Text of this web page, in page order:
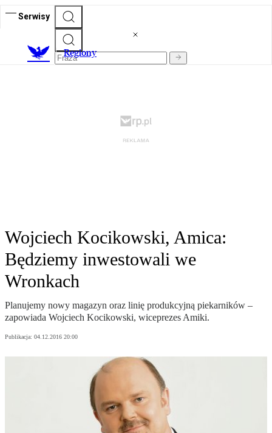
Serwisy
Regiony
Wojciech Kocikowski, Amica:
Będziemy inwestowali we
Wronkach
Planujemy nowy magazyn oraz linię produkcyjną piekarników –
zapowiada Wojciech Kocikowski, wiceprezes Amiki.
Publikacja: 04.12.2016 20:00